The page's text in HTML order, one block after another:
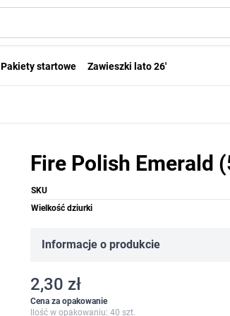
Pakiety startowe Zawieszki lato 26'
Fire Polish Emerald
SKU
Wielkość dziurki
Informacje o produkcie
2,30 zł
Cena za opakowanie
Ilość w opakowaniu: 40 szt.